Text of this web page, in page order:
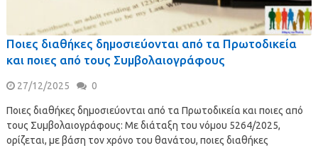
Ποιες διαθήκες δημοσιεύονται από τα Πρωτοδικεία
και ποιες από τους Συμβολαιογράφους
27/12/2025 0
Ποιες διαθήκες δημοσιεύονται από τα Πρωτοδικεία και ποιες από
τους Συμβολαιογράφους: Με διάταξη του νόμου 5264/2025,
ορίζεται, με βάση τον χρόνο του θανάτου, ποιες διαθήκες